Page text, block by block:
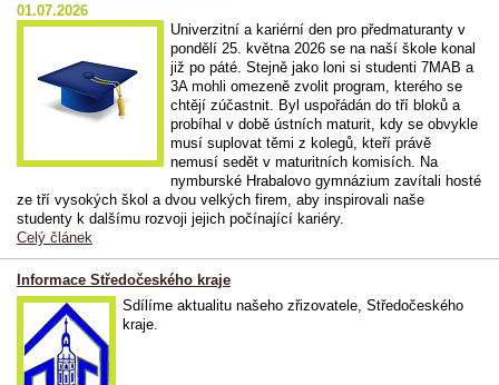
01.07.2026
Univerzitní a kariérní den pro předmaturanty v
pondělí 25. května 2026 se na naší škole konal
již po páté. Stejně jako loni si studenti 7MAB a
3A mohli omezeně zvolit program, kterého se
chtějí zúčastnit. Byl uspořádán do tří bloků a
probíhal v době ústních maturit, kdy se obvykle
musí suplovat těmi z kolegů, kteří právě
nemusí sedět v maturitních komisích. Na
nymburské Hrabalovo gymnázium zavítali hosté
ze tří vysokých škol a dvou velkých firem, aby inspirovali naše
studenty k dalšímu rozvoji jejich počínající kariéry.
Celý článek
Informace Středočeského kraje
Sdílíme aktualitu našeho zřizovatele, Středočeského
kraje.